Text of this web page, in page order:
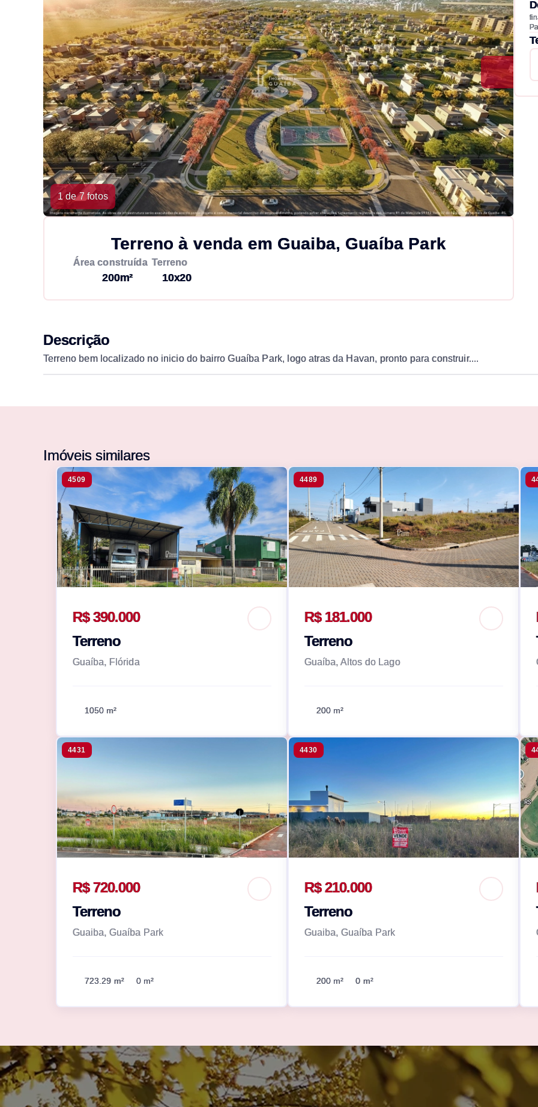
1 de 7 fotos
Terreno à venda em Guaiba, Guaíba Park
Área construída
200m²
Terreno
10x20
Descrição
Terreno bem localizado no inicio do bairro Guaíba Park, logo atras da Havan, pronto para construir....
Imóveis similares
4509
R$ 390.000
Terreno
Guaíba, Flórida
1050 m²
4489
R$ 181.000
Terreno
Guaíba, Altos do Lago
200 m²
4431
R$ 720.000
Terreno
Guaiba, Guaíba Park
723.29 m² 0 m²
4430
R$ 210.000
Terreno
Guaiba, Guaíba Park
200 m² 0 m²